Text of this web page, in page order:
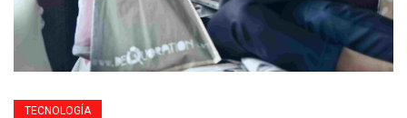
TECNOLOGÍA